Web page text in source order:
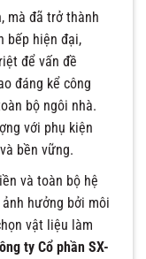
mà đã trở thành
bếp hiện đại,
để vấn đề
đáng kể công
bộ ngôi nhà.
với phụ kiện
bền vững.
và toàn bộ hệ
hưởng bởi môi
vật liệu làm
ty Cổ phần SX-